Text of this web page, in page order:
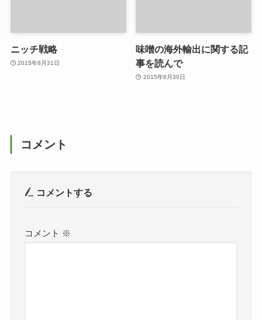
ニッチ戦略
2015年8月31日
味噌の海外輸出に関する記
事を読んで
2015年6月30日
コメント
コメントする
コメント ※